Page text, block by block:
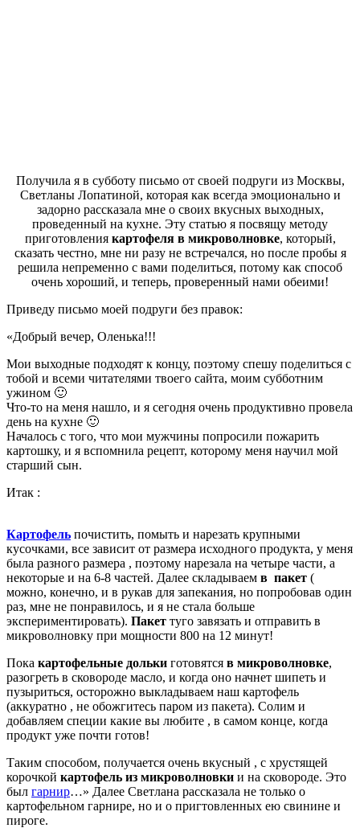
Получила я в субботу письмо от своей подруги из Москвы,
Светланы Лопатиной, которая как всегда эмоционально и
задорно рассказала мне о своих вкусных выходных,
проведенный на кухне. Эту статью я посвящу методу
приготовления картофеля в микроволновке, который,
сказать честно, мне ни разу не встречался, но после пробы я
решила непременно с вами поделиться, потому как способ
очень хороший, и теперь, проверенный нами обеими!
Приведу письмо моей подруги без правок:
«Добрый вечер, Оленька!!!
Мои выходные подходят к концу, поэтому спешу поделиться с
тобой и всеми читателями твоего сайта, моим субботним
ужином 🙂
Что-то на меня нашло, и я сегодня очень продуктивно провела
день на кухне 🙂
Началось с того, что мои мужчины попросили пожарить
картошку, и я вспомнила рецепт, которому меня научил мой
старший сын.
Итак :
Картофель почистить, помыть и нарезать крупными
кусочками, все зависит от размера исходного продукта, у меня
была разного размера , поэтому нарезала на четыре части, а
некоторые и на 6-8 частей. Далее складываем в пакет (
можно, конечно, и в рукав для запекания, но попробовав один
раз, мне не понравилось, и я не стала больше
экспериментировать). Пакет туго завязать и отправить в
микроволновку при мощности 800 на 12 минут!
Пока картофельные дольки готовятся в микроволновке,
разогреть в сковороде масло, и когда оно начнет шипеть и
пузыриться, осторожно выкладываем наш картофель
(аккуратно , не обожгитесь паром из пакета). Солим и
добавляем специи какие вы любите , в самом конце, когда
продукт уже почти готов!
Таким способом, получается очень вкусный , с хрустящей
корочкой картофель из микроволновки и на сковороде. Это
был гарнир…» Далее Светлана рассказала не только о
картофельном гарнире, но и о пригтовленных ею свинине и
пироге.